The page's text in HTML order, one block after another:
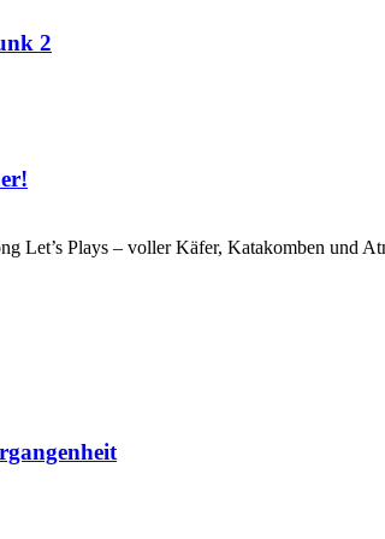
2
Let’s Plays – voller Käfer, Katakomben und